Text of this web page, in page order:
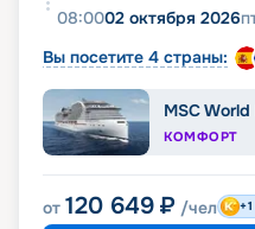
08:0002 октября 2026
Вы посетите 4 страны:
MSC
КОМФОРТ
от 120 649 ₽ /чел